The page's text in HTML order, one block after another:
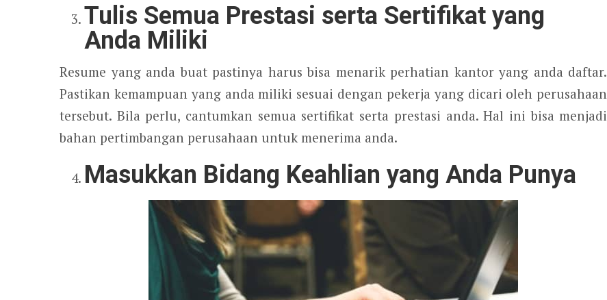
Tulis Semua Prestasi serta Sertifikat yang
Anda Miliki
Resume yang anda buat pastinya harus bisa menarik perhatian kantor yang anda daftar.
Pastikan kemampuan yang anda miliki sesuai dengan pekerja yang dicari oleh perusahaan
tersebut. Bila perlu, cantumkan semua sertifikat serta prestasi anda. Hal ini bisa menjadi
bahan pertimbangan perusahaan untuk menerima anda.
Masukkan Bidang Keahlian yang Anda Punya